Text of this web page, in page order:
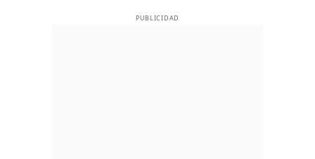
PUBLICIDAD